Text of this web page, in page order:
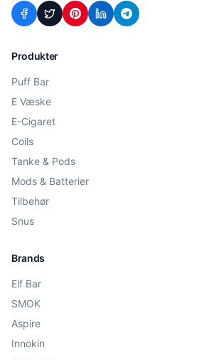
Produkter
Puff Bar
E Væske
E-Cigaret
Coils
Tanke & Pods
Mods & Batterier
Tilbehør
Snus
Brands
Elf Bar
SMOK
Aspire
Innokin